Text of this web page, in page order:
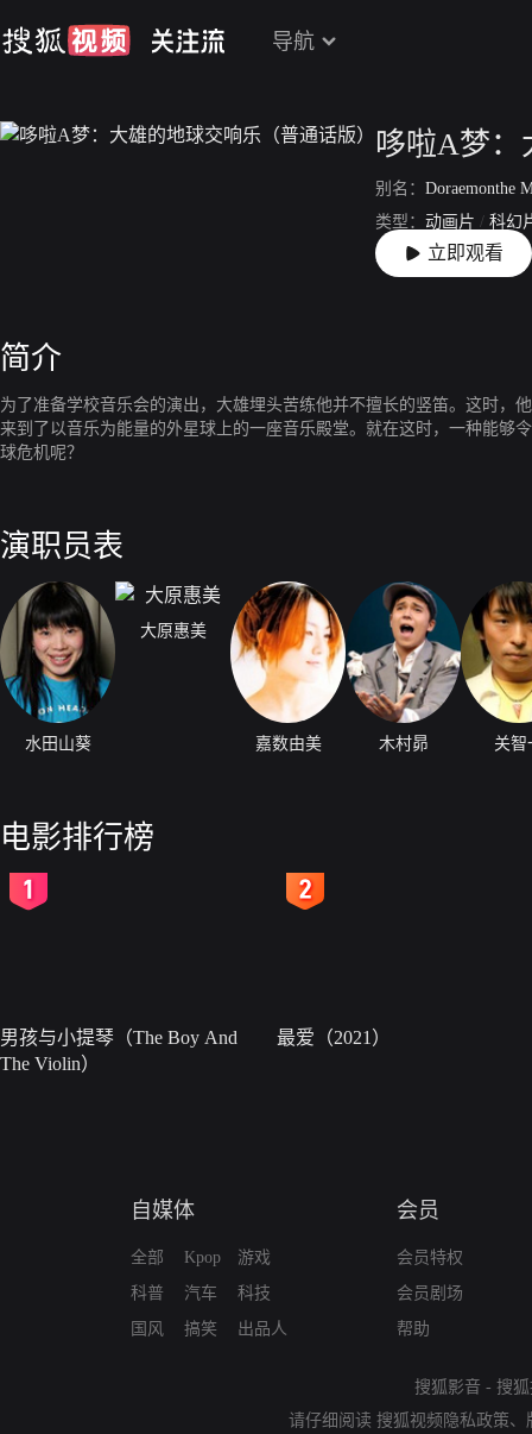
导航
哆啦A梦：
别名： Doraemonthe Movie:
类型： 动画片 / 科幻
上映： 2024-05-31
立即观看
简介
为了准备学校音乐会的演出，大雄埋头苦练他并不擅长的竖笛。这时，
来到了以音乐为能量的外星球上的一座音乐殿堂。就在这时，一种能
球危机呢？
演职员表
水田山葵
大原惠美
嘉数由美 木村昴 关智
电影排行榜
男孩与小提琴（The Boy And
The Violin）
最爱（2021）
自媒体
全部
科普
国风
Kpop
汽车
搞笑
游戏
科技
出品人
会员
会员特权
会员剧场
帮助
搜狐影音 - 搜
请仔细阅读 搜狐视频隐私政策、